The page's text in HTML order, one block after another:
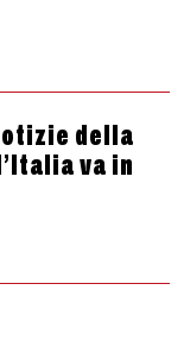
della
va in